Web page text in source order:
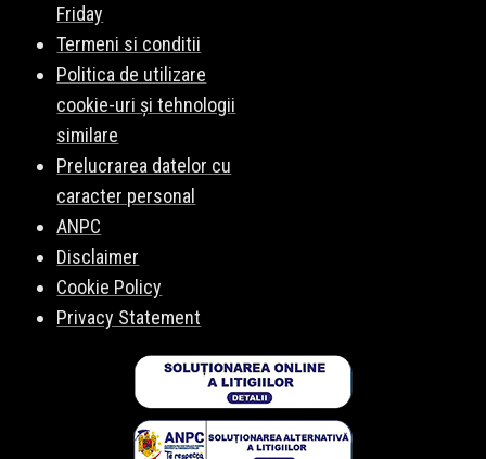
Friday
Termeni si conditii
Politica de utilizare
cookie-uri și tehnologii
similare
Prelucrarea datelor cu
caracter personal
ANPC
Disclaimer
Cookie Policy
Privacy Statement